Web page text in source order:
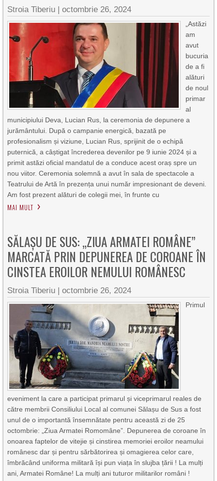
Stroia Tiberiu |octombrie 26, 2024
„Astăzi
am
avut
bucuria
de a fi
alături
de noul
primar
al
municipiului Deva, Lucian Rus, la ceremonia de depunere a
jurământului. După o campanie energică, bazată pe
profesionalism și viziune, Lucian Rus, sprijinit de o echipă
puternică, a câștigat încrederea devenilor pe 9 iunie 2024 și a
primit astăzi oficial mandatul de a conduce acest oraș spre un
nou viitor. Ceremonia solemnă a avut în sala de spectacole a
Teatrului de Artă în prezența unui număr impresionant de deveni.
Am fost prezent alături de colegii mei, în frunte cu
MAI MULT
SĂLAȘU DE SUS: „ZIUA ARMATEI ROMÂNE”
MARCATĂ PRIN DEPUNEREA DE COROANE ÎN
CINSTEA EROILOR NEMULUI ROMÂNESC
Stroia Tiberiu |octombrie 26, 2024
Primul
eveniment la care a participat primarul și viceprimarul reales de
către membrii Consiliului Local al comunei Sălașu de Sus a fost
unul de o importantă însemnătate pentru această zi de 25
octombrie: „Ziua Armatei Romomâne”. Depunerea de coroane în
onoarea faptelor de vitejie și cinstirea memoriei eroilor neamului
românesc dar și pentru sărbătorirea și omagierea celor care,
îmbrăcând uniforma militară își pun viața în slujba țării ! La mulți
ani, Armatei Române! La mulți ani tuturor militarilor români !